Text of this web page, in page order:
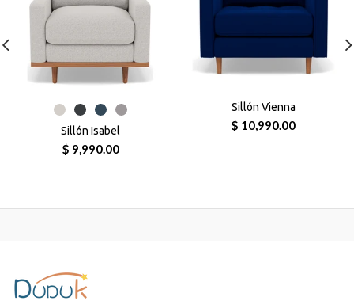
Sillón Isabel
$ 9,990.00
Sillón Vienna
$ 10,990.00